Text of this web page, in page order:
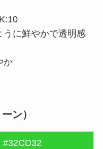
うに鮮やかで透明感
か
ン）
#32CD32